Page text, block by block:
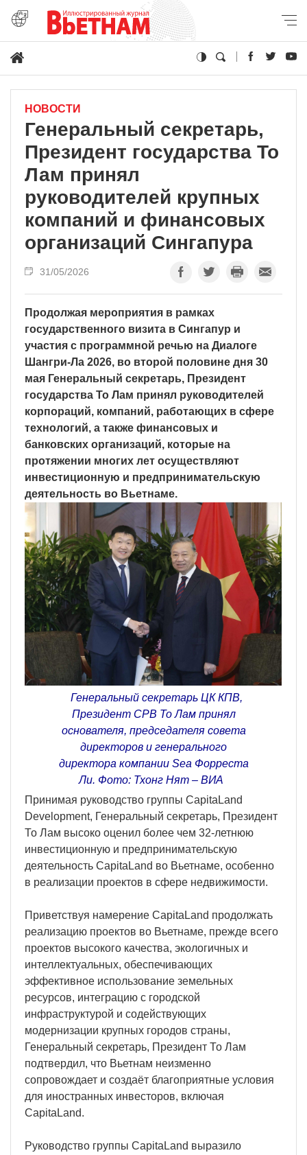
НОВОСТИ
Генеральный секретарь,
Президент государства То
Лам принял
руководителей крупных
компаний и финансовых
организаций Сингапура
31/05/2026
Продолжая мероприятия в рамках
государственного визита в Сингапур и
участия с программной речью на Диалоге
Шангри-Ла 2026, во второй половине дня 30
мая Генеральный секретарь, Президент
государства То Лам принял руководителей
корпораций, компаний, работающих в сфере
технологий, а также финансовых и
банковских организаций, которые на
протяжении многих лет осуществляют
инвестиционную и предпринимательскую
деятельность во Вьетнаме.
Генеральный секретарь ЦК КПВ,
Президент СРВ То Лам принял
основателя, председателя совета
директоров и генерального
директора компании Sea Форреста
Ли. Фото: Тхонг Нят – ВИА
Принимая руководство группы CapitaLand
Development, Генеральный секретарь, Президент
То Лам высоко оценил более чем 32-летнюю
инвестиционную и предпринимательскую
деятельность CapitaLand во Вьетнаме, особенно
в реализации проектов в сфере недвижимости.
Приветствуя намерение CapitaLand продолжать
реализацию проектов во Вьетнаме, прежде всего
проектов высокого качества, экологичных и
интеллектуальных, обеспечивающих
эффективное использование земельных
ресурсов, интеграцию с городской
инфраструктурой и содействующих
модернизации крупных городов страны,
Генеральный секретарь, Президент То Лам
подтвердил, что Вьетнам неизменно
сопровождает и создаёт благоприятные условия
для иностранных инвесторов, включая
CapitaLand.
Руководство группы CapitaLand выразило